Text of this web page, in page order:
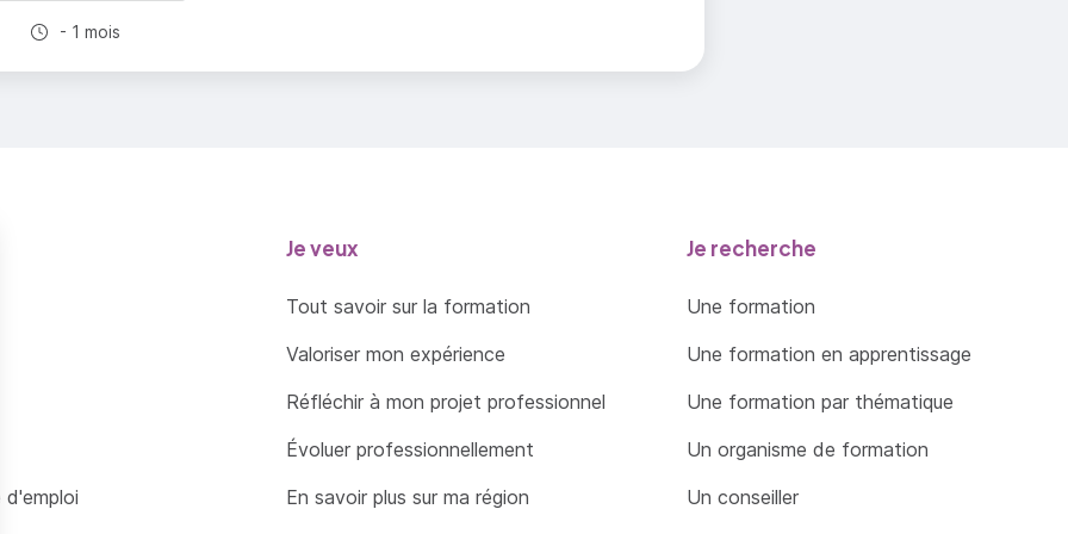
Durée totale :
- 1 mois
d'emploi
Je veux
Tout savoir sur la formation
Valoriser mon expérience
Réfléchir à mon projet professionnel
Évoluer professionnellement
En savoir plus sur ma région
Je recherche
Une formation
Une formation en apprentissage
Une formation par thématique
Un organisme de formation
Un conseiller